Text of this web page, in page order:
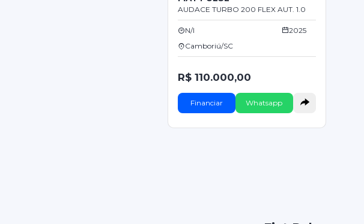
AUDACE TURBO 200 FLEX AUT. 1.0
N/I
2025
Camboriú/SC
R$ 110.000,00
Financiar Whatsapp